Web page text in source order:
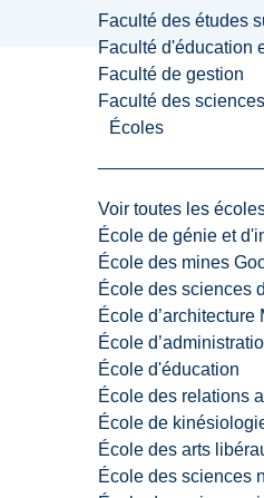
Faculté des études
Faculté d'éducation
Faculté de gestion
Faculté des
Écoles
Voir toutes les
École de génie et
École des mines
École des sciences
École d’architecture
École
École d'éducation
École des relations
École de
École des arts
École des sciences